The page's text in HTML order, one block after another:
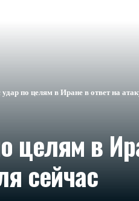
по целям в Иране в ответ на
целям в
сейчас